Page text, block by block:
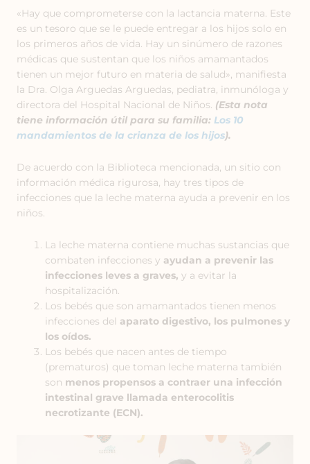
«Hay que comprometerse con la lactancia materna. Este
es un tesoro que se le puede entregar a los hijos solo en
los primeros años de vida. Hay un sinúmero de razones
médicas que sustentan que los niños amamantados
tienen un mejor futuro en materia de salud», manifiesta
la Dra. Olga Arguedas Arguedas, pediatra, inmunóloga y
directora del Hospital Nacional de Niños. (Esta nota
tiene información útil para su familia: Los 10
mandamientos de la crianza de los hijos).
De acuerdo con la Biblioteca mencionada, un sitio con
información médica rigurosa, hay tres tipos de
infecciones que la leche materna ayuda a prevenir en los
niños.
La leche materna contiene muchas sustancias que
combaten infecciones y ayudan a prevenir las
infecciones leves a graves, y a evitar la
hospitalización.
Los bebés que son amamantados tienen menos
infecciones del aparato digestivo, los pulmones y
los oídos.
Los bebés que nacen antes de tiempo
(prematuros) que toman leche materna también
son menos propensos a contraer una infección
intestinal grave llamada enterocolitis
necrotizante (ECN).